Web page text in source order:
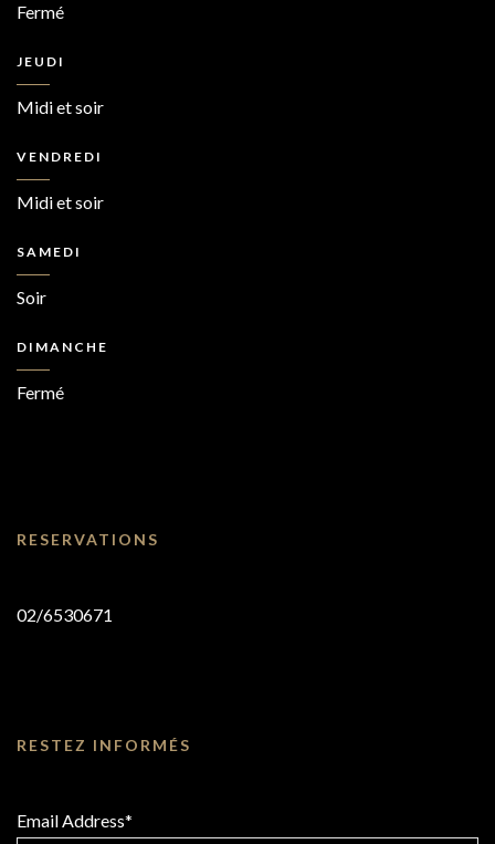
Fermé
JEUDI
Midi et soir
VENDREDI
Midi et soir
SAMEDI
Soir
DIMANCHE
Fermé
RESERVATIONS
02/6530671
RESTEZ INFORMÉS
Email Address*